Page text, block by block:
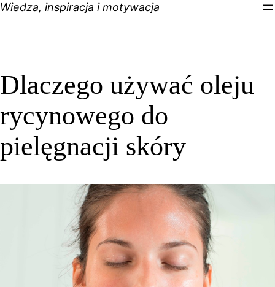
do
Wiedza, inspiracja i motywacja
Dlaczego używać oleju
rycynowego do
pielęgnacji skóry